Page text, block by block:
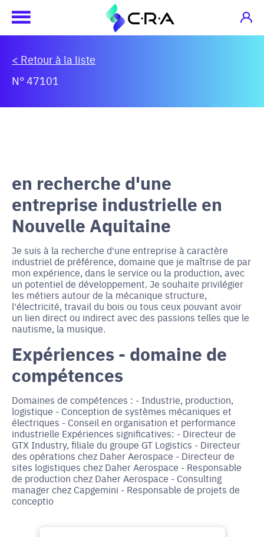
< Retour à la liste
N° 47101
en recherche d'une
entreprise industrielle en
Nouvelle Aquitaine
Je suis à la recherche d'une entreprise à caractère
industriel de préférence, domaine que je maîtrise de par
mon expérience, dans le service ou la production, avec
un potentiel de développement. Je souhaite privilégier
les métiers autour de la mécanique structure,
l'électricité, travail du bois ou tous ceux pouvant avoir
un lien direct ou indirect avec des passions telles que le
nautisme, la musique.
Expériences - domaine de
compétences
Domaines de compétences : - Industrie, production,
logistique - Conception de systèmes mécaniques et
électriques - Conseil en organisation et performance
industrielle Expériences significatives: - Directeur de
GTX Industry, filiale du groupe GT Logistics - Directeur
des opérations chez Daher Aerospace - Directeur de
sites logistiques chez Daher Aerospace - Responsable
de production chez Daher Aerospace - Consulting
manager chez Capgemini - Responsable de projets de
conceptio